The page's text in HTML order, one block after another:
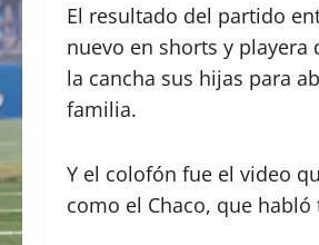
El resultado del partido
nuevo en shorts y
la cancha sus hijas para
familia.
Y el colofón fue el video
como el Chaco, que